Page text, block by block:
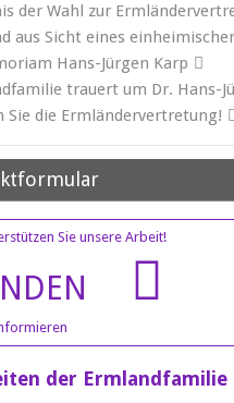
der Wahl zur
aus Sicht eines
Hans-Jürgen Karp
trauert um Dr. Hans-
Sie die Ermländervertretung!
Sie unsere Arbeit!
der Ermlandfamilie